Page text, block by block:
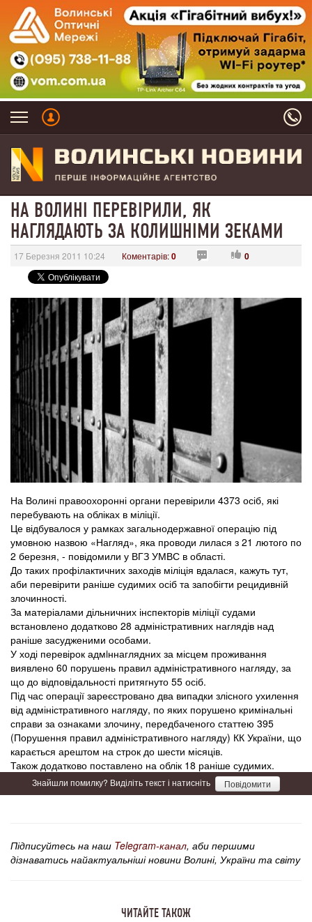
НА ВОЛИНІ ПЕРЕВІРИЛИ, ЯК
НАГЛЯДАЮТЬ ЗА КОЛИШНІМИ ЗЕКАМИ
17 Березня 2011 10:24 Коментарів:0 0
На Волині правоохоронні органи перевірили 4373 осіб, які
перебувають на обліках в міліції.
Це відбувалося у рамках загальнодержавної операцію під
умовною назвою «Нагляд», яка проводи лилася з 21 лютого по
2 березня, - повідомили у ВГЗ УМВС в області.
До таких профілактичних заходів міліція вдалася, кажуть тут,
аби перевірити раніше судимих осіб та запобігти рецидивній
злочинності.
За матеріалами дільничних інспекторів міліції судами
встановлено додатково 28 адміністративних наглядів над
раніше засудженими особами.
У ході перевірок адмiннаглядних за місцем проживання
виявлено 60 порушень правил адміністративного нагляду, за
що до відповідальності притягнуто 55 осіб.
Під час операції зареєстровано два випадки злісного ухилення
від адміністративного нагляду, по яких порушено кримінальні
справи за ознаками злочину, передбаченого статтею 395
(Порушення правил адміністративного нагляду) КК України, що
карається арештом на строк до шести місяців.
Також додатково поставлено на облік 18 раніше судимих.
Знайшли помилку? Виділіть текст і натисніть Повідомити
Підписуйтесь на наш Telegram-канал, аби першими
дізнаватись найактуальніші новини Волині, України та світу
ЧИТАЙТЕ ТАКОЖ